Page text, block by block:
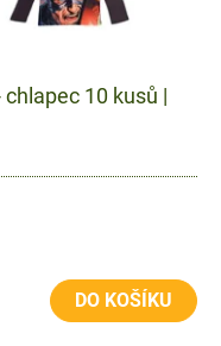
10 kusů |
DO KOŠÍKU